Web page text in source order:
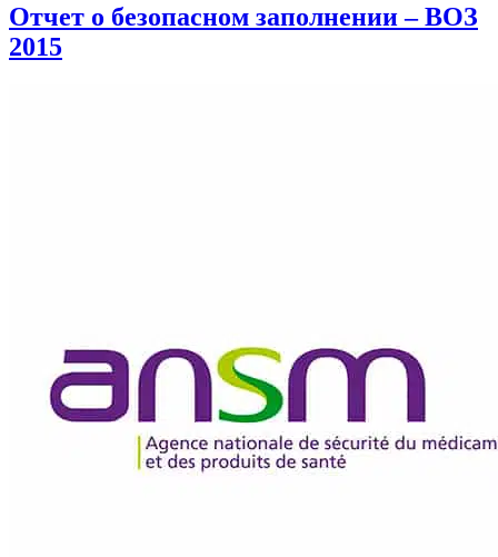
Отчет о безопасном заполнении – ВОЗ
2015